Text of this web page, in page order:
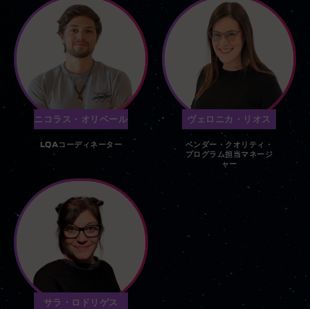
ニコラス・オリベール
LQAコーディネーター
ヴェロニカ・リオス
ベンダー・クオリティ・
プログラム担当マネージ
ャー
サラ・ロドリゲス